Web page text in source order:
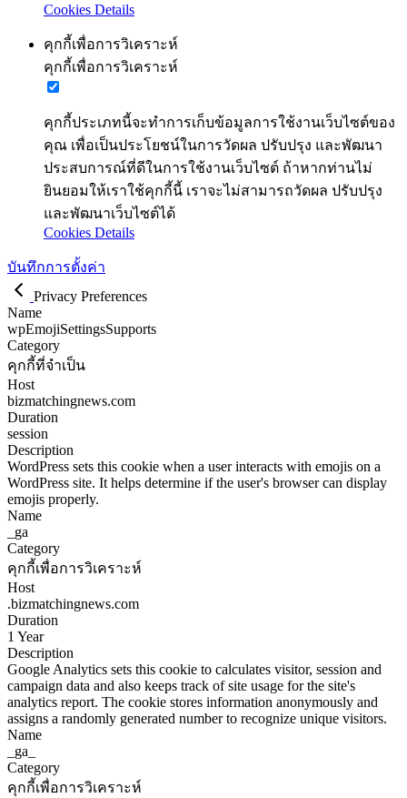
Cookies Details
คุกกี้เพื่อการวิเคราะห์
คุกกี้เพื่อการวิเคราะห์
คุกกี้ประเภทนี้จะทำการเก็บข้อมูลการใช้งานเว็บไซต์ของ
คุณ เพื่อเป็นประโยชน์ในการวัดผล ปรับปรุง และพัฒนา
ประสบการณ์ที่ดีในการใช้งานเว็บไซต์ ถ้าหากท่านไม่
ยินยอมให้เราใช้คุกกี้นี้ เราจะไม่สามารถวัดผล ปรับปรุง
และพัฒนาเว็บไซต์ได้
Cookies Details
บันทึกการตั้งค่า
Privacy Preferences
Name
wpEmojiSettingsSupports
Category
คุกกี้ที่จำเป็น
Host
bizmatchingnews.com
Duration
session
Description
WordPress sets this cookie when a user interacts with emojis on a
WordPress site. It helps determine if the user's browser can display
emojis properly.
Name
_ga
Category
คุกกี้เพื่อการวิเคราะห์
Host
.bizmatchingnews.com
Duration
1 Year
Description
Google Analytics sets this cookie to calculates visitor, session and
campaign data and also keeps track of site usage for the site's
analytics report. The cookie stores information anonymously and
assigns a randomly generated number to recognize unique visitors.
Name
_ga_
Category
คุกกี้เพื่อการวิเคราะห์